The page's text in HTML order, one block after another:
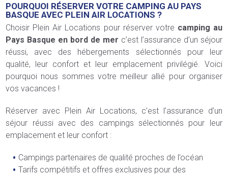
POURQUOI RÉSERVER VOTRE CAMPING AU PAYS
BASQUE AVEC PLEIN AIR LOCATIONS ?
Choisir Plein Air Locations pour réserver votre camping au
Pays Basque en bord de mer c’est l’assurance d’un séjour
réussi, avec des hébergements sélectionnés pour leur
qualité, leur confort et leur emplacement privilégié. Voici
pourquoi nous sommes votre meilleur allié pour organiser
vos vacances !
Réserver avec Plein Air Locations, c’est l’assurance d’un
séjour réussi avec des campings sélectionnés pour leur
emplacement et leur confort :
Campings partenaires de qualité proches de l’océan
Tarifs compétitifs et offres exclusives pour des